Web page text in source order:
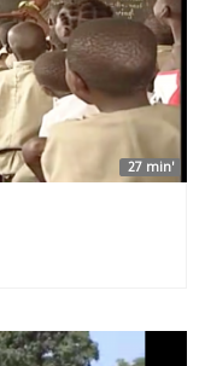
27 min'